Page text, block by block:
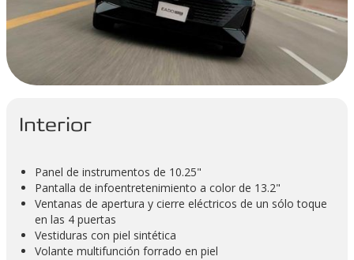
Interior
Panel de instrumentos de 10.25"
Pantalla de infoentretenimiento a color de 13.2"
Ventanas de apertura y cierre eléctricos de un sólo toque
en las 4 puertas
Vestiduras con piel sintética
Volante multifunción forrado en piel